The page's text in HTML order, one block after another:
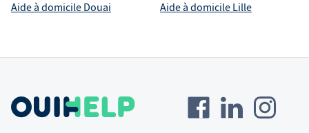
Aide à domicile Douai Aide à domicile Lille